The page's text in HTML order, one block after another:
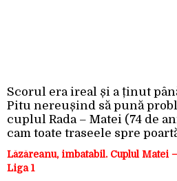
Scorul era ireal și a ținut
Pitu nereușind să pună
cuplul Rada – Matei (74 de
cam toate traseele spre
Lăzăreanu, imbatabil. Cuplul Matei
Liga 1